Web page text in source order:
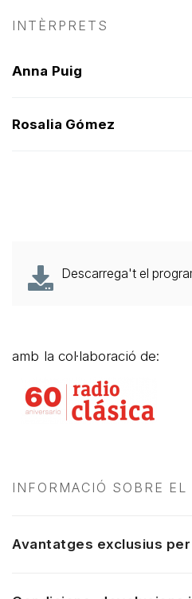
INTÈRPRETS
Anna Puig
Rosalia Gómez
Descarrega't el
amb la col·laboració de:
INFORMACIÓ SOBRE EL
Avantatges exclusius